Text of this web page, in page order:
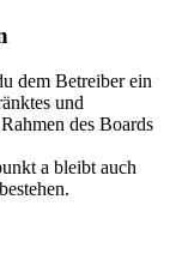
dem Betreiber ein
und
des Boards
a bleibt auch